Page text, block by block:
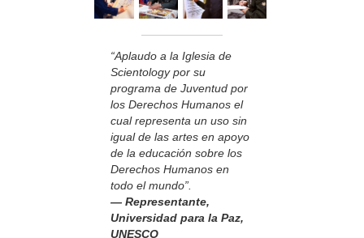
“Aplaudo a la Iglesia de
Scientology por su
programa de Juventud por
los Derechos Humanos el
cual representa un uso sin
igual de las artes en apoyo
de la educación sobre los
Derechos Humanos en
todo el mundo”.
— Representante,
Universidad para la Paz,
UNESCO